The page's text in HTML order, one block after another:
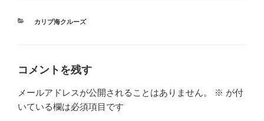
カ
カリブ海クルーズ
コメントを残す
メールアドレスが公開されることはありません。 ※ が付
いている欄は必須項目です